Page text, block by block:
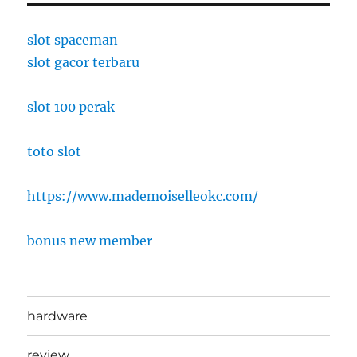
slot spaceman
slot gacor terbaru
slot 100 perak
toto slot
https://www.mademoiselleokc.com/
bonus new member
hardware